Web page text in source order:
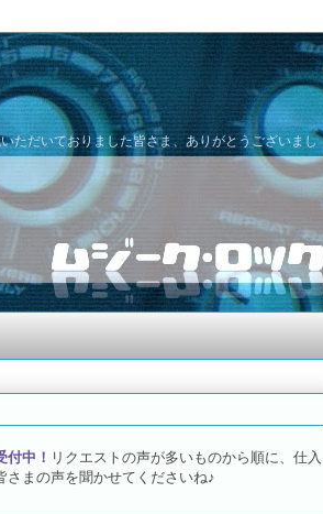
ただいておりました皆さま、ありがとうございまし
付中！ リクエストの声が多いものから順に、仕入
まの声を聞かせてくださいね♪